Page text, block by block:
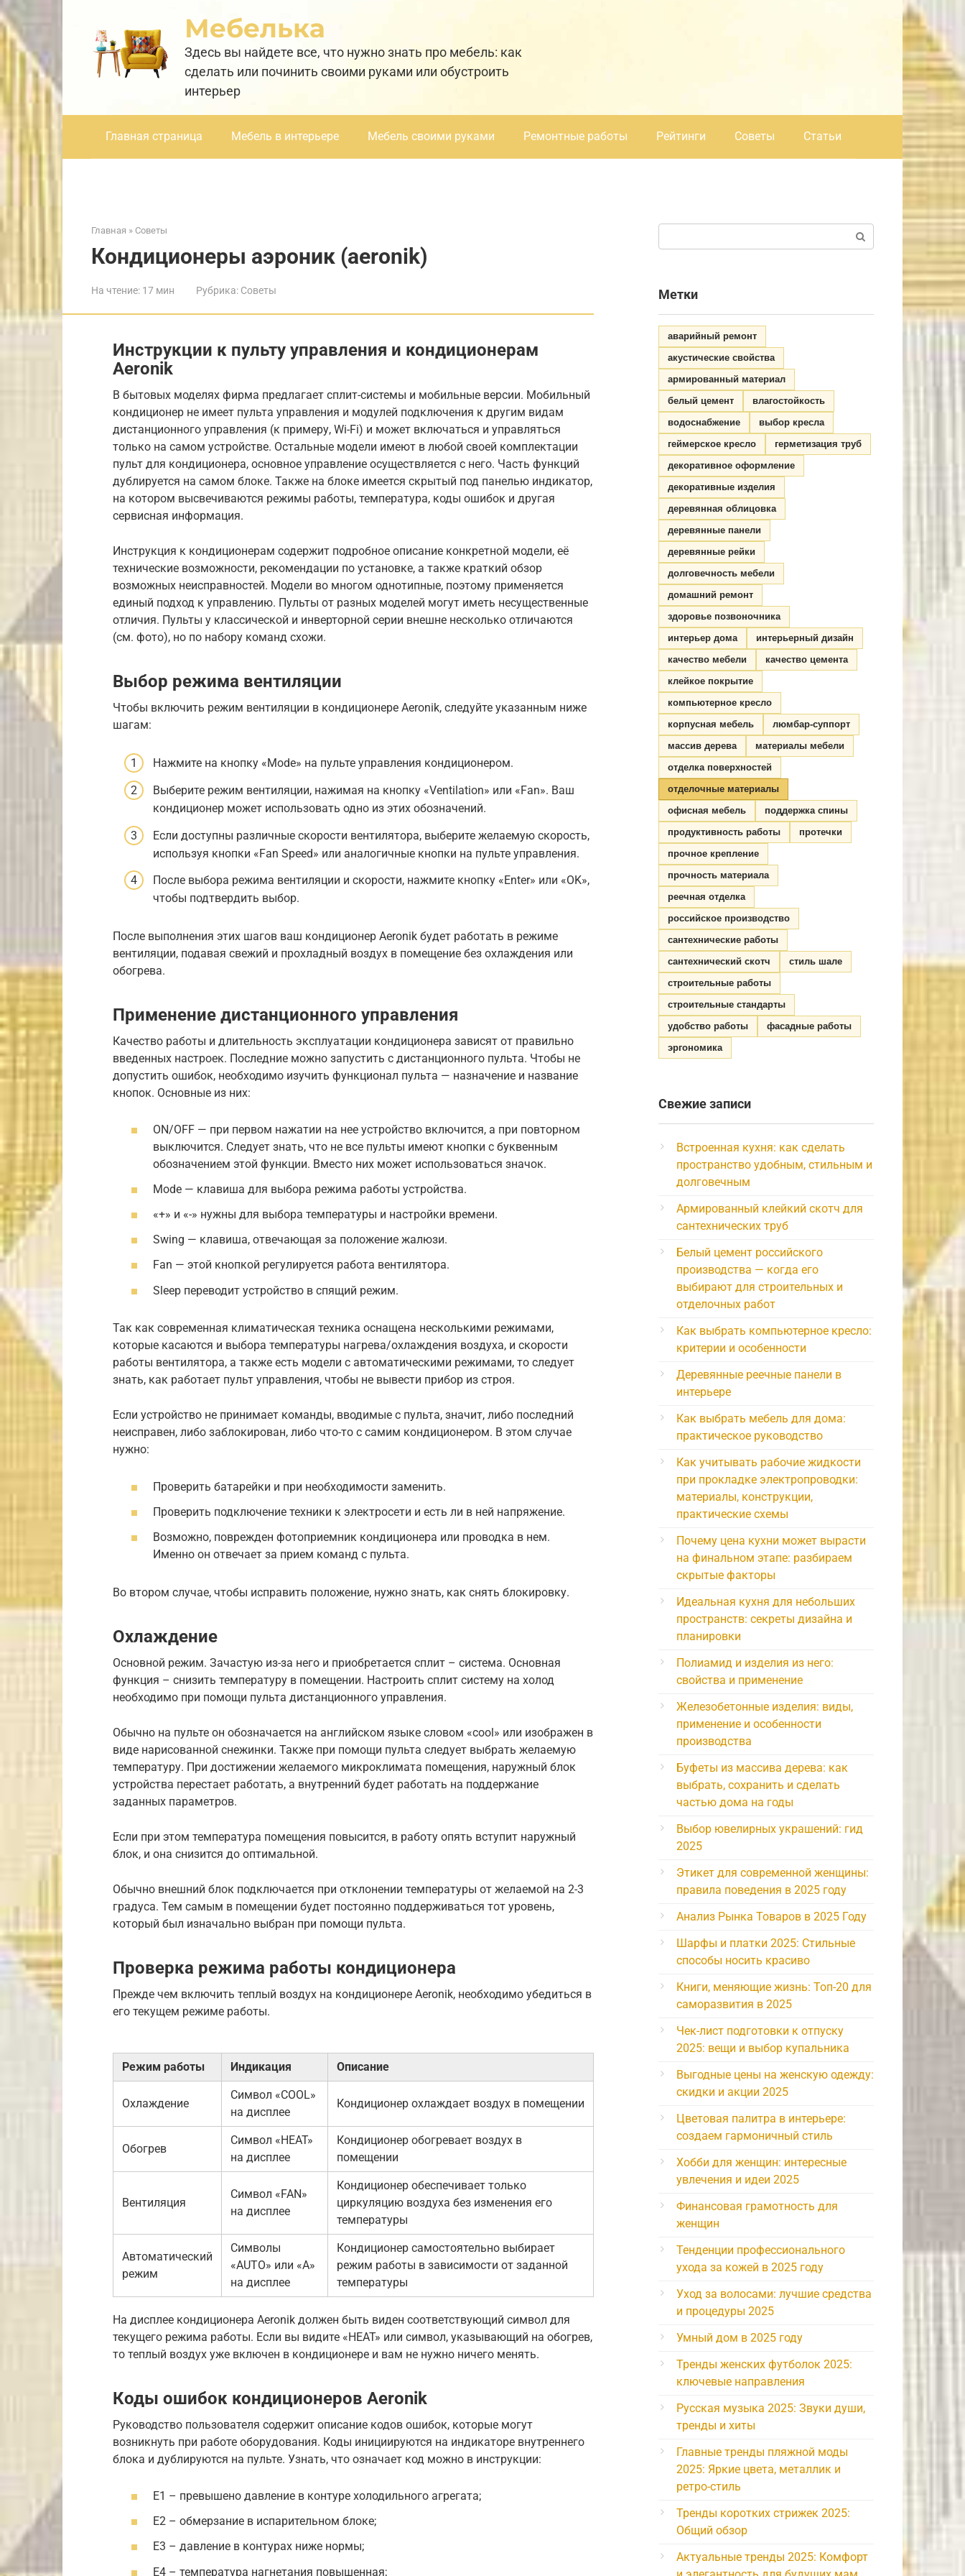
Перейти
к
контенту
Мебелька
Здесь вы найдете все, что нужно знать про мебель: как
сделать или починить своими руками или обустроить
интерьер
Главная страница Мебель в интерьере Мебель своими руками Ремонтные работы Рейтинги Советы Статьи
Главная » Советы
Кондиционеры аэроник (aeronik)
На чтение: 17 мин Рубрика: Советы
Инструкции к пульту управления и кондиционерам
Aeronik
В бытовых моделях фирма предлагает сплит-системы и мобильные версии. Мобильный
кондиционер не имеет пульта управления и модулей подключения к другим видам
дистанционного управления (к примеру, Wi-Fi) и может включаться и управляться
только на самом устройстве. Остальные модели имеют в любой своей комплектации
пульт для кондиционера, основное управление осуществляется с него. Часть функций
дублируется на самом блоке. Также на блоке имеется скрытый под панелью индикатор,
на котором высвечиваются режимы работы, температура, коды ошибок и другая
сервисная информация.
Инструкция к кондиционерам содержит подробное описание конкретной модели, её
технические возможности, рекомендации по установке, а также краткий обзор
возможных неисправностей. Модели во многом однотипные, поэтому применяется
единый подход к управлению. Пульты от разных моделей могут иметь несущественные
отличия. Пульты у классической и инверторной серии внешне несколько отличаются
(см. фото), но по набору команд схожи.
Выбор режима вентиляции
Чтобы включить режим вентиляции в кондиционере Aeronik, следуйте указанным ниже
шагам:
Нажмите на кнопку «Mode» на пульте управления кондиционером.
Выберите режим вентиляции, нажимая на кнопку «Ventilation» или «Fan». Ваш
кондиционер может использовать одно из этих обозначений.
Если доступны различные скорости вентилятора, выберите желаемую скорость,
используя кнопки «Fan Speed» или аналогичные кнопки на пульте управления.
После выбора режима вентиляции и скорости, нажмите кнопку «Enter» или «OK»,
чтобы подтвердить выбор.
После выполнения этих шагов ваш кондиционер Aeronik будет работать в режиме
вентиляции, подавая свежий и прохладный воздух в помещение без охлаждения или
обогрева.
Применение дистанционного управления
Качество работы и длительность эксплуатации кондиционера зависят от правильно
введенных настроек. Последние можно запустить с дистанционного пульта. Чтобы не
допустить ошибок, необходимо изучить функционал пульта — назначение и название
кнопок. Основные из них:
ON/OFF — при первом нажатии на нее устройство включится, а при повторном
выключится. Следует знать, что не все пульты имеют кнопки с буквенным
обозначением этой функции. Вместо них может использоваться значок.
Mode — клавиша для выбора режима работы устройства.
«+» и «-» нужны для выбора температуры и настройки времени.
Swing — клавиша, отвечающая за положение жалюзи.
Fan — этой кнопкой регулируется работа вентилятора.
Sleep переводит устройство в спящий режим.
Так как современная климатическая техника оснащена несколькими режимами,
которые касаются и выбора температуры нагрева/охлаждения воздуха, и скорости
работы вентилятора, а также есть модели с автоматическими режимами, то следует
знать, как работает пульт управления, чтобы не вывести прибор из строя.
Если устройство не принимает команды, вводимые с пульта, значит, либо последний
неисправен, либо заблокирован, либо что-то с самим кондиционером. В этом случае
нужно:
Проверить батарейки и при необходимости заменить.
Проверить подключение техники к электросети и есть ли в ней напряжение.
Возможно, поврежден фотоприемник кондиционера или проводка в нем.
Именно он отвечает за прием команд с пульта.
Во втором случае, чтобы исправить положение, нужно знать, как снять блокировку.
Охлаждение
Основной режим. Зачастую из-за него и приобретается сплит – система. Основная
функция – снизить температуру в помещении. Настроить сплит систему на холод
необходимо при помощи пульта дистанционного управления.
Обычно на пульте он обозначается на английском языке словом «cool» или изображен в
виде нарисованной снежинки. Также при помощи пульта следует выбрать желаемую
температуру. При достижении желаемого микроклимата помещения, наружный блок
устройства перестает работать, а внутренний будет работать на поддержание
заданных параметров.
Если при этом температура помещения повысится, в работу опять вступит наружный
блок, и она снизится до оптимальной.
Обычно внешний блок подключается при отклонении температуры от желаемой на 2-3
градуса. Тем самым в помещении будет постоянно поддерживаться тот уровень,
который был изначально выбран при помощи пульта.
Проверка режима работы кондиционера
Прежде чем включить теплый воздух на кондиционере Aeronik, необходимо убедиться в
его текущем режиме работы.
Режим работы Индикация Описание
Охлаждение
Символ «COOL»
на дисплее
Кондиционер охлаждает воздух в помещении
Обогрев
Символ «HEAT»
на дисплее
Кондиционер обогревает воздух в
помещении
Вентиляция
Символ «FAN»
на дисплее
Кондиционер обеспечивает только
циркуляцию воздуха без изменения его
температуры
Автоматический
режим
Символы
«AUTO» или «A»
на дисплее
Кондиционер самостоятельно выбирает
режим работы в зависимости от заданной
температуры
На дисплее кондиционера Aeronik должен быть виден соответствующий символ для
текущего режима работы. Если вы видите «HEAT» или символ, указывающий на обогрев,
то теплый воздух уже включен в кондиционере и вам не нужно ничего менять.
Коды ошибок кондиционеров Aeronik
Руководство пользователя содержит описание кодов ошибок, которые могут
возникнуть при работе оборудования. Коды инициируются на индикаторе внутреннего
блока и дублируются на пульте. Узнать, что означает код можно в инструкции:
Е1 – превышено давление в контуре холодильного агрегата;
Е2 – обмерзание в испарительном блоке;
Е3 – давление в контурах ниже нормы;
Е4 – температура нагнетания повышенная;
Метки
аварийный ремонт
акустические свойства
армированный материал
белый цемент
влагостойкость
водоснабжение
выбор кресла
геймерское кресло
герметизация труб
декоративное оформление
декоративные изделия
деревянная облицовка
деревянные панели
деревянные рейки
долговечность мебели
домашний ремонт
здоровье позвоночника
интерьер дома
интерьерный дизайн
качество мебели
качество цемента
клейкое покрытие
компьютерное кресло
корпусная мебель
люмбар-суппорт
массив дерева
материалы мебели
отделка поверхностей
отделочные материалы
офисная мебель
поддержка спины
продуктивность работы
протечки
прочное крепление
прочность материала
реечная отделка
российское производство
сантехнические работы
сантехнический скотч
стиль шале
строительные работы
строительные стандарты
удобство работы
фасадные работы
эргономика
Свежие записи
Встроенная кухня: как сделать
пространство удобным, стильным и
долговечным
Армированный клейкий скотч для
сантехнических труб
Белый цемент российского
производства — когда его
выбирают для строительных и
отделочных работ
Как выбрать компьютерное кресло:
критерии и особенности
Деревянные реечные панели в
интерьере
Как выбрать мебель для дома:
практическое руководство
Как учитывать рабочие жидкости
при прокладке электропроводки:
материалы, конструкции,
практические схемы
Почему цена кухни может вырасти
на финальном этапе: разбираем
скрытые факторы
Идеальная кухня для небольших
пространств: секреты дизайна и
планировки
Полиамид и изделия из него:
свойства и применение
Железобетонные изделия: виды,
применение и особенности
производства
Буфеты из массива дерева: как
выбрать, сохранить и сделать
частью дома на годы
Выбор ювелирных украшений: гид
2025
Этикет для современной женщины:
правила поведения в 2025 году
Анализ Рынка Товаров в 2025 Году
Шарфы и платки 2025: Стильные
способы носить красиво
Книги, меняющие жизнь: Топ-20 для
саморазвития в 2025
Чек-лист подготовки к отпуску
2025: вещи и выбор купальника
Выгодные цены на женскую одежду:
скидки и акции 2025
Цветовая палитра в интерьере:
создаем гармоничный стиль
Хобби для женщин: интересные
увлечения и идеи 2025
Финансовая грамотность для
женщин
Тенденции профессионального
ухода за кожей в 2025 году
Уход за волосами: лучшие средства
и процедуры 2025
Умный дом в 2025 году
Тренды женских футболок 2025:
ключевые направления
Русская музыка 2025: Звуки души,
тренды и хиты
Главные тренды пляжной моды
2025: Яркие цвета, металлик и
ретро-стиль
Тренды коротких стрижек 2025:
Общий обзор
Актуальные тренды 2025: Комфорт